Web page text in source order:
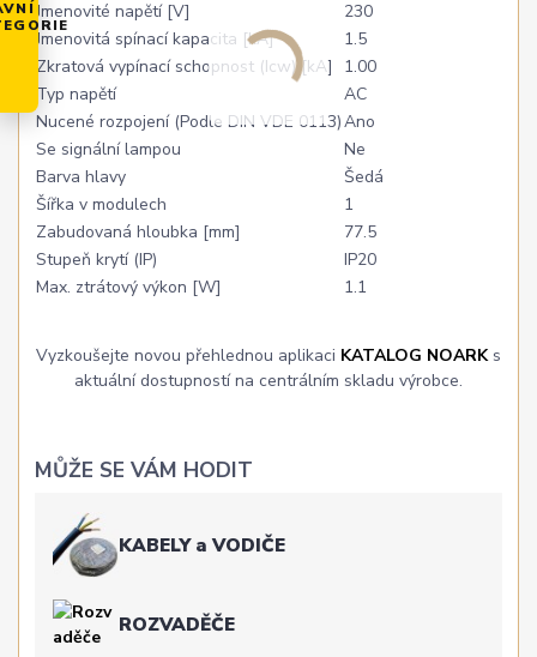
Jmenovité napětí [V]
230
Jmenovitá spínací kapacita [kA]
1.5
Zkratová vypínací schopnost (Icw) [kA]
1.00
Typ napětí
AC
Nucené rozpojení (Podle DIN VDE 0113)Ano
Se signální lampou
Ne
Barva hlavy
Šedá
Šířka v modulech
1
Zabudovaná hloubka [mm]
77.5
Stupeň krytí (IP)
IP20
Max. ztrátový výkon [W]
1.1
Vyzkoušejte novou přehlednou aplikaci KATALOG NOARKs
aktuální dostupností na centrálním skladu výrobce.
MŮŽE SE VÁM HODIT
KABELY a VODIČE
ROZVADĚČE